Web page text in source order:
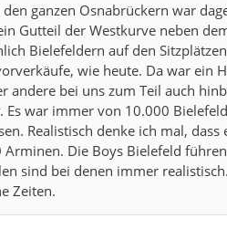
ganzen Osnabrückern war
Gutteil der Westkurve neben
Bielefeldern auf den
wie heute. Da war ein
andere bei uns zum Teil auch
Es war immer von 10.000
Realistisch denke ich mal,
Die Boys Bielefeld
sind bei denen immer
Zeiten.